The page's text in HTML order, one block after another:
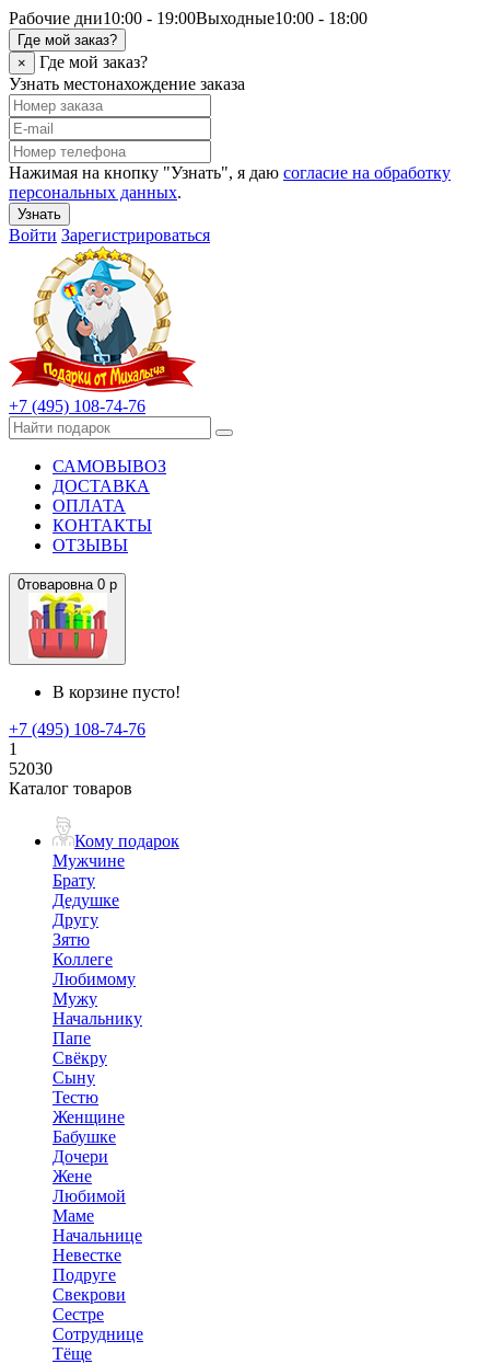
Рабочие дни10:00 - 19:00Выходные10:00 - 18:00
Где мой заказ?
×
Где мой заказ?
Узнать местонахождение заказа
Нажимая на кнопку "Узнать", я даю согласие на обработку
персональных данных.
Узнать
Войти Зарегистрироваться
+7 (495) 108-74-76
САМОВЫВОЗ
ДОСТАВКА
ОПЛАТА
КОНТАКТЫ
ОТЗЫВЫ
0товаровна 0 р
В корзине пусто!
+7 (495) 108-74-76
1
52030
Каталог товаров
Кому подарок
Мужчине
Брату
Дедушке
Другу
Зятю
Коллеге
Любимому
Мужу
Начальнику
Папе
Свёкру
Сыну
Тестю
Женщине
Бабушке
Дочери
Жене
Любимой
Маме
Начальнице
Невестке
Подруге
Свекрови
Сестре
Сотруднице
Тёще